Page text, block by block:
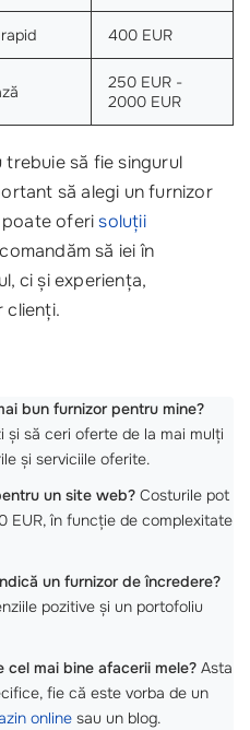
400 EUR
250 EUR -
2000 EUR
trebuie să fie singurul
să alegi un furnizor
poate oferisoluții
să iei în
ci și experiența,
clienți.
bun furnizor pentru mine?
să ceri oferte de la mai mulți
și serviciile oferite.
un site web? Costurile pot
EUR, în funcție de complexitate
un furnizor de încredere?
pozitive și un portofoliu
mai bine afacerii mele? Asta
fie că este vorba de un
online sau un blog.